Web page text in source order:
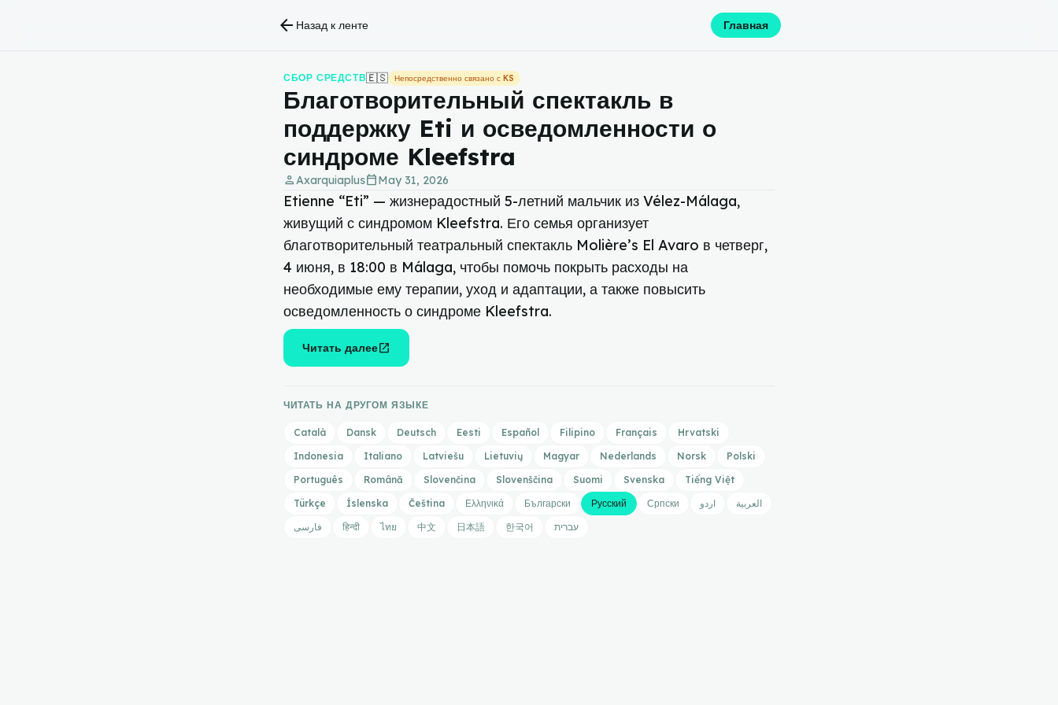
arrow_back Назад к ленте Главная
СБОР СРЕДСТВ🇪🇸 Непосредственно связано с KS
Благотворительный спектакль в
поддержку Eti и осведомленности о
синдроме Kleefstra
personAxarquiapluscalendar_todayMay 31, 2026
Etienne “Eti” — жизнерадостный 5-летний мальчик из Vélez-Málaga,
живущий с синдромом Kleefstra. Его семья организует
благотворительный театральный спектакль Molière’s El Avaro в четверг,
4 июня, в 18:00 в Málaga, чтобы помочь покрыть расходы на
необходимые ему терапии, уход и адаптации, а также повысить
осведомленность о синдроме Kleefstra.
Читать далееopen_in_new
ЧИТАТЬ НА ДРУГОМ ЯЗЫКЕ
Català Dansk Deutsch Eesti Español Filipino Français
Hrvatski
Indonesia
Italiano Latviešu Lietuvių Magyar Nederlands Norsk
Polski
Português
Română Slovenčina Slovenščina Suomi Svenska
Tiếng Việt
Türkçe
Íslenska Čeština Ελληνικά Български Русский Српски اردو
العربية
فارسی
हिन्दी ไทย 中文 日本語 한국어 עברית